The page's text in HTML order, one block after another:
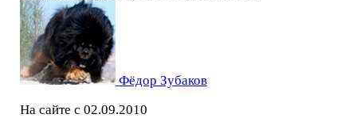
Фёдор Зубаков
На сайте с 02.09.2010